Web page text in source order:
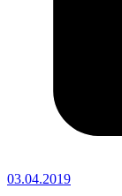
03.04.2019